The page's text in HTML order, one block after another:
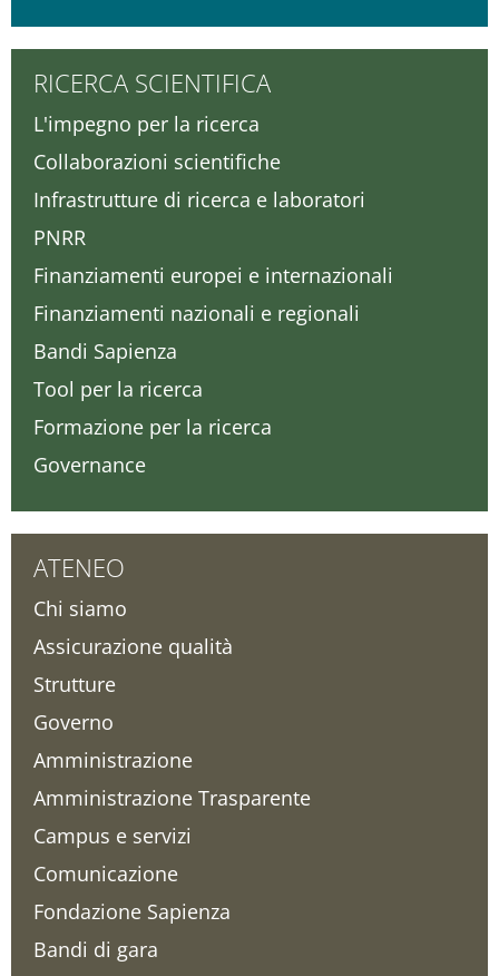
RICERCA SCIENTIFICA
L'impegno per la ricerca
Collaborazioni scientifiche
Infrastrutture di ricerca e laboratori
PNRR
Finanziamenti europei e internazionali
Finanziamenti nazionali e regionali
Bandi Sapienza
Tool per la ricerca
Formazione per la ricerca
Governance
ATENEO
Chi siamo
Assicurazione qualità
Strutture
Governo
Amministrazione
Amministrazione Trasparente
Campus e servizi
Comunicazione
Fondazione Sapienza
Bandi di gara